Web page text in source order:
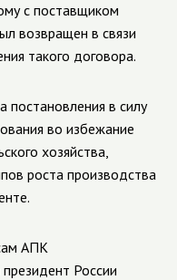
с поставщиком
возвращен в связи
такого договора.
постановления в силу
во избежание
хозяйства,
роста производства
АПК
России